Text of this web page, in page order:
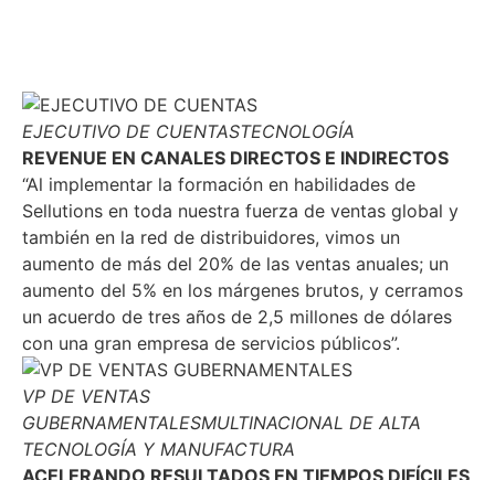
EJECUTIVO DE CUENTASTECNOLOGÍA
REVENUE EN CANALES DIRECTOS E INDIRECTOS
“Al implementar la formación en habilidades de
Sellutions en toda nuestra fuerza de ventas global y
también en la red de distribuidores, vimos un
aumento de más del 20% de las ventas anuales; un
aumento del 5% en los márgenes brutos, y cerramos
un acuerdo de tres años de 2,5 millones de dólares
con una gran empresa de servicios públicos”.
VP DE VENTAS
GUBERNAMENTALESMULTINACIONAL DE ALTA
TECNOLOGÍA Y MANUFACTURA
ACELERANDO RESULTADOS EN TIEMPOS DIFÍCILES